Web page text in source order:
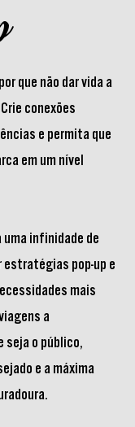
que não dar vida a
conexões
e permita que
em um nível
infinidade de
estratégias pop-up e
mais
a
seja o público,
e a máxima